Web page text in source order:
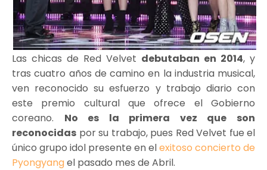
Las chicas de Red Velvet debutaban en 2014, y
tras cuatro años de camino en la industria musical,
ven reconocido su esfuerzo y trabajo diario con
este premio cultural que ofrece el Gobierno
coreano. No es la primera vez que son
reconocidas por su trabajo, pues Red Velvet fue el
único grupo idol presente en elexitoso concierto de
Pyongyangel pasado mes de Abril.